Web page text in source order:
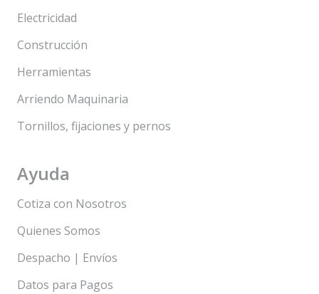
Electricidad
Construcción
Herramientas
Arriendo Maquinaria
Tornillos, fijaciones y pernos
Ayuda
Cotiza con Nosotros
Quienes Somos
Despacho | Envíos
Datos para Pagos